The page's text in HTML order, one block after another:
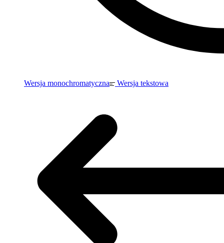
Wersja monochromatyczna Wersja tekstowa